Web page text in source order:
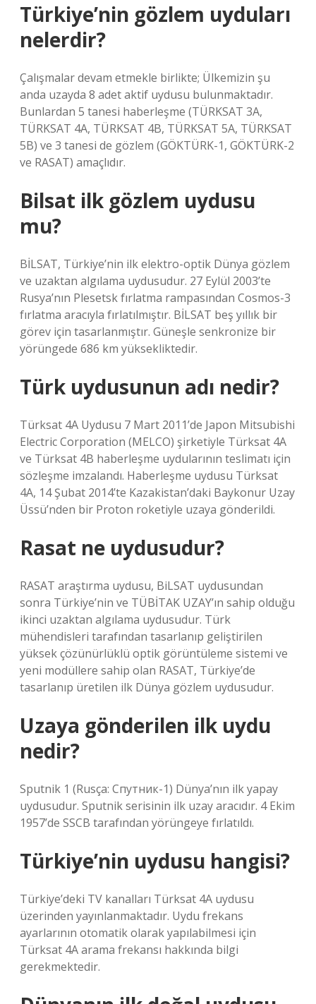
Türkiye’nin gözlem uyduları
nelerdir?
Çalışmalar devam etmekle birlikte; Ülkemizin şu
anda uzayda 8 adet aktif uydusu bulunmaktadır.
Bunlardan 5 tanesi haberleşme (TÜRKSAT 3A,
TÜRKSAT 4A, TÜRKSAT 4B, TÜRKSAT 5A, TÜRKSAT
5B) ve 3 tanesi de gözlem (GÖKTÜRK-1, GÖKTÜRK-2
ve RASAT) amaçlıdır.
Bilsat ilk gözlem uydusu
mu?
BİLSAT, Türkiye’nin ilk elektro-optik Dünya gözlem
ve uzaktan algılama uydusudur. 27 Eylül 2003’te
Rusya’nın Plesetsk fırlatma rampasından Cosmos-3
fırlatma aracıyla fırlatılmıştır. BİLSAT beş yıllık bir
görev için tasarlanmıştır. Güneşle senkronize bir
yörüngede 686 km yüksekliktedir.
Türk uydusunun adı nedir?
Türksat 4A Uydusu 7 Mart 2011’de Japon Mitsubishi
Electric Corporation (MELCO) şirketiyle Türksat 4A
ve Türksat 4B haberleşme uydularının teslimatı için
sözleşme imzalandı. Haberleşme uydusu Türksat
4A, 14 Şubat 2014’te Kazakistan’daki Baykonur Uzay
Üssü’nden bir Proton roketiyle uzaya gönderildi.
Rasat ne uydusudur?
RASAT araştırma uydusu, BiLSAT uydusundan
sonra Türkiye’nin ve TÜBİTAK UZAY’ın sahip olduğu
ikinci uzaktan algılama uydusudur. Türk
mühendisleri tarafından tasarlanıp geliştirilen
yüksek çözünürlüklü optik görüntüleme sistemi ve
yeni modüllere sahip olan RASAT, Türkiye’de
tasarlanıp üretilen ilk Dünya gözlem uydusudur.
Uzaya gönderilen ilk uydu
nedir?
Sputnik 1 (Rusça: Спутник-1) Dünya’nın ilk yapay
uydusudur. Sputnik serisinin ilk uzay aracıdır. 4 Ekim
1957’de SSCB tarafından yörüngeye fırlatıldı.
Türkiye’nin uydusu hangisi?
Türkiye’deki TV kanalları Türksat 4A uydusu
üzerinden yayınlanmaktadır. Uydu frekans
ayarlarının otomatik olarak yapılabilmesi için
Türksat 4A arama frekansı hakkında bilgi
gerekmektedir.